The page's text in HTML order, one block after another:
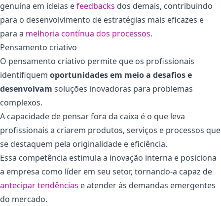
genuína em ideias efeedbacks dos demais, contribuindo
para o desenvolvimento de estratégias mais eficazes e
para a melhoria contínua dos processos.
Pensamento criativo
O pensamento criativo permite que os profissionais
identifiquem oportunidades em meio a desafios e
desenvolvam soluções inovadoras para problemas
complexos.
A capacidade de pensar fora da caixa é o que leva
profissionais a criarem produtos, serviços e processos que
se destaquem pela originalidade e eficiência.
Essa competência estimula a inovação interna e posiciona
a empresa como líder em seu setor, tornando-a capaz de
antecipar tendências e atender às demandas emergentes
do mercado.